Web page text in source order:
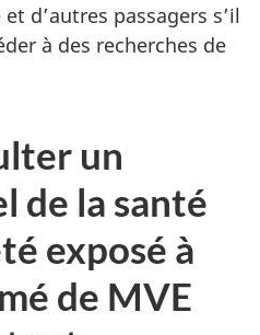
d’autres passagers s’il
à des recherches de
un
de la santé
exposé à
de MVE